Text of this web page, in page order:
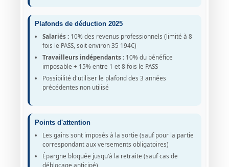
Plafonds de déduction 2025
Salariés :10% des revenus professionnels (limité à 8
fois le PASS, soit environ 35 194€)
Travailleurs indépendants :10% du bénéfice
imposable + 15% entre 1 et 8 fois le PASS
Possibilité d'utiliser le plafond des 3 années
précédentes non utilisé
Points d'attention
Les gains sont imposés à la sortie (sauf pour la partie
correspondant aux versements obligatoires)
Épargne bloquée jusqu'à la retraite (sauf cas de
déblocage anticipé)